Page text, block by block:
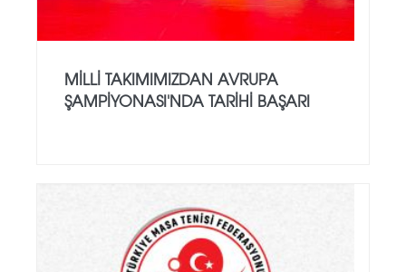
MILLI TAKIMIMIZDAN AVRUPA
ŞAMPIYONASI'NDA TARIHI BAŞARI